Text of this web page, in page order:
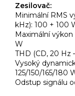
Zesilovač:
Minimální RMS
kHz): 100 + 100
Maximální výkon
W
THD (CD, 20 Hz
Vysoký
125/150/165/180
Odstup signálu